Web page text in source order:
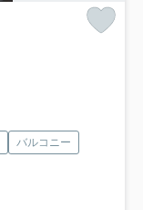
バルコニー